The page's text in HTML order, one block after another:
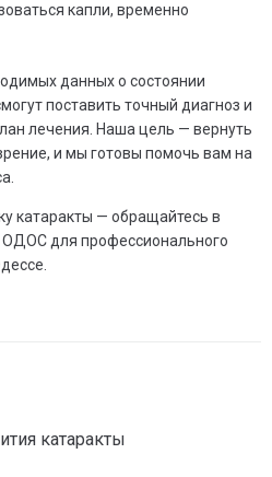
капли, временно
данных о состоянии
поставить точный диагноз и
лечения. Наша цель — вернуть
и мы готовы помочь вам на
катаракты — обращайтесь в
для профессионального
катаракты